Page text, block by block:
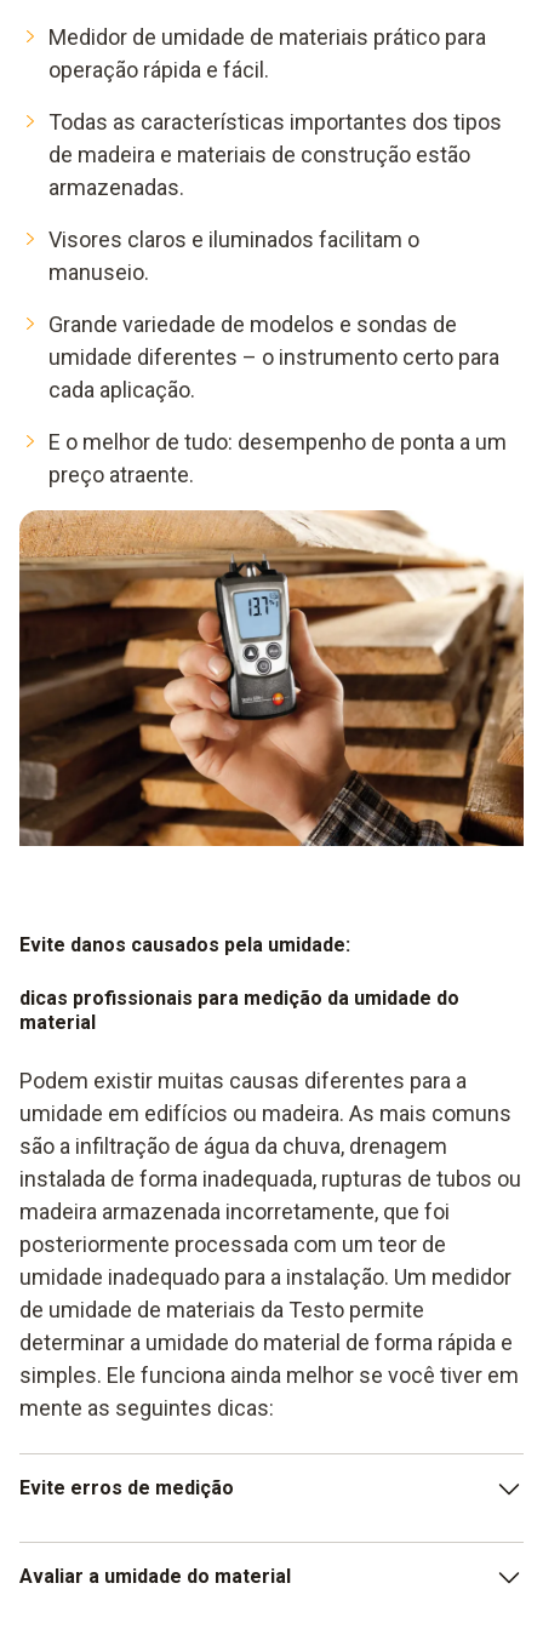
Medidor de umidade de materiais prático para
operação rápida e fácil.
Todas as características importantes dos tipos
de madeira e materiais de construção estão
armazenadas.
Visores claros e iluminados facilitam o
manuseio.
Grande variedade de modelos e sondas de
umidade diferentes – o instrumento certo para
cada aplicação.
E o melhor de tudo: desempenho de ponta a um
preço atraente.
Evite danos causados pela umidade:
dicas profissionais para medição da umidade do
material
Podem existir muitas causas diferentes para a
umidade em edifícios ou madeira. As mais comuns
são a infiltração de água da chuva, drenagem
instalada de forma inadequada, rupturas de tubos ou
madeira armazenada incorretamente, que foi
posteriormente processada com um teor de
umidade inadequado para a instalação. Um medidor
de umidade de materiais da Testo permite
determinar a umidade do material de forma rápida e
simples. Ele funciona ainda melhor se você tiver em
mente as seguintes dicas:
Evite erros de medição
calor do seu corpo e, acima de tudo, o ar quente da sua
Avaliar a umidade do material